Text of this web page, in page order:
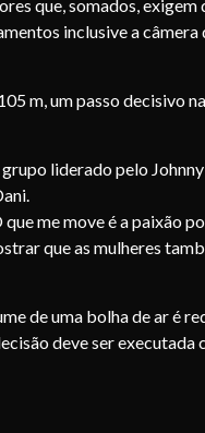
que, somados,
inclusive a câmera
m, um passo decisivo
liderado pelo
me move é a paixão
que as mulheres
de uma bolha de ar é
deve ser executada